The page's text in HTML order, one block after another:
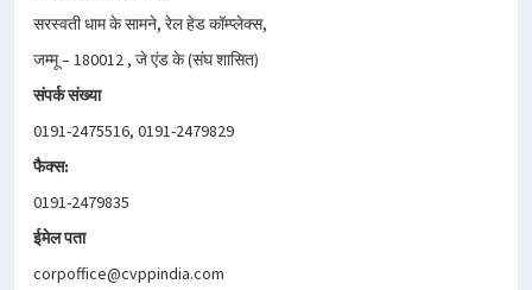
सरस्वती धाम के सामने, रेल हेड कॉम्प्लेक्स,
जम्मू – 180012 , जे एंड के (संघ शासित)
संपर्क संख्या
0191-2475516, 0191-2479829
फैक्स:
0191-2479835
ईमेल पता
corpoffice@cvppindia.com